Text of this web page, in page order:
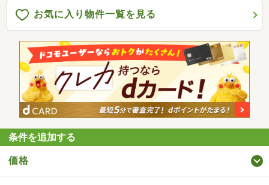
お気に入り物件一覧を見る
条件を追加する
価格